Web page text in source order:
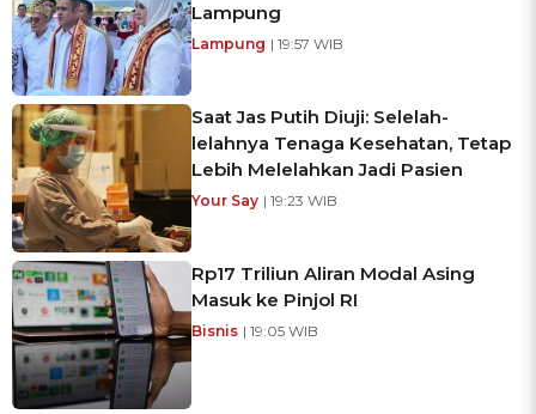
Lampung
Lampung | 19:57 WIB
Saat Jas Putih Diuji: Selelah-
lelahnya Tenaga Kesehatan, Tetap
Lebih Melelahkan Jadi Pasien
Your Say | 19:23 WIB
Rp17 Triliun Aliran Modal Asing
Masuk ke Pinjol RI
Bisnis | 19:05 WIB